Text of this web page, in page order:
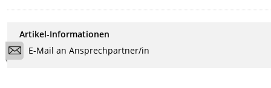
Artikel-Informationen
E-Mail an Ansprechpartner/in